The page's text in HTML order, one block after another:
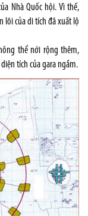
Nhà Quốc hội. Vì thế,
lõi của di tích đã xuất lộ
thể nới rộng thêm,
tích của gara ngầm.